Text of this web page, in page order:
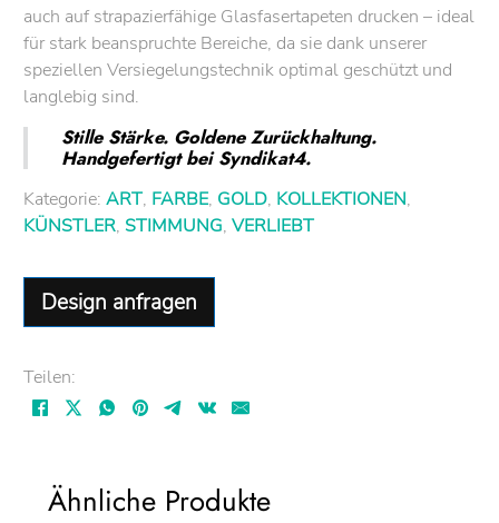
auch auf strapazierfähige Glasfasertapeten drucken – ideal
für stark beanspruchte Bereiche, da sie dank unserer
speziellen Versiegelungstechnik optimal geschützt und
langlebig sind.
Stille Stärke. Goldene Zurückhaltung.
Handgefertigt bei Syndikat4.
Kategorie:ART, FARBE, GOLD, KOLLEKTIONEN,
KÜNSTLER,STIMMUNG,VERLIEBT
Design anfragen
Teilen:
Ähnliche Produkte